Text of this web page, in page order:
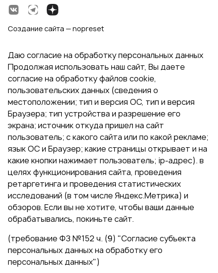
Создание сайта — nopreset
Даю согласие на обработку персональных данных
Продолжая использовать наш сайт, Вы даете
согласие на обработку файлов cookie,
пользовательских данных (сведения о
местоположении; тип и версия ОС, тип и версия
Браузера; тип устройства и разрешение его
экрана; источник откуда пришел на сайт
пользователь; с какого сайта или по какой рекламе;
язык ОС и Браузер; какие страницы открывает и на
какие кнопки нажимает пользователь; ip-адрес). в
целях функционирования сайта, проведения
ретаргетинга и проведения статистических
исследований (в том числе Яндекс.Метрика) и
обзоров. Если вы не хотите, чтобы ваши данные
обрабатывались, покиньте сайт.
(требование ФЗ №152 ч. (9) "Согласие субъекта
персональных данных на обработку его
персональных данных")